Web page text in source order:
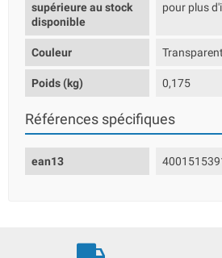
supérieure au stock
disponible
pour plus
Couleur Transparent
Poids (kg) 0,175
Références spécifiques
ean13